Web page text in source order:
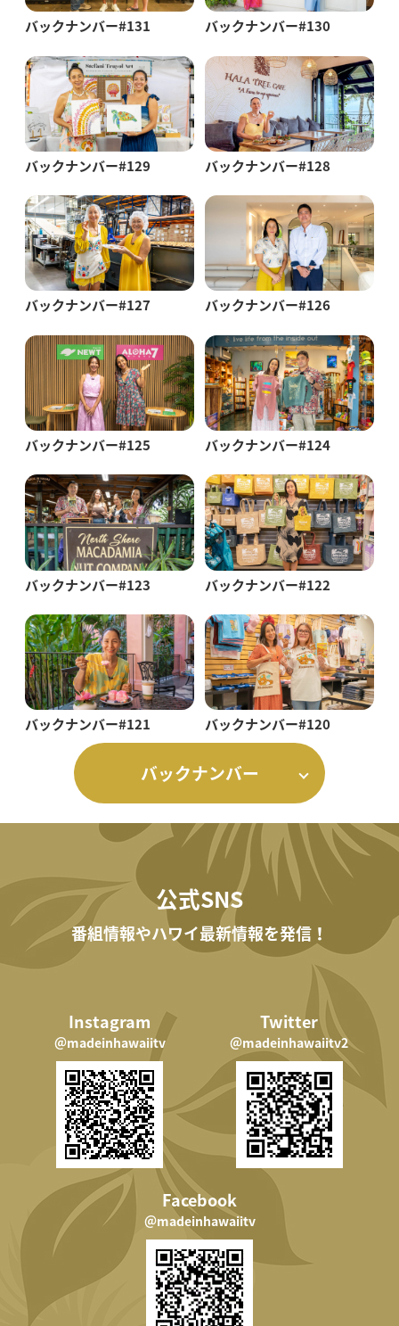
バックナンバー#131 バックナンバー#130
バックナンバー#129 バックナンバー#128
バックナンバー#127 バックナンバー#126
バックナンバー#125 バックナンバー#124
バックナンバー#123 バックナンバー#122
バックナンバー#121 バックナンバー#120
バックナンバー
公式SNS
番組情報やハワイ最新情報を発信！
Instagram
＠madeinhawaiitv
Twitter
＠madeinhawaiitv2
Facebook
＠madeinhawaiitv